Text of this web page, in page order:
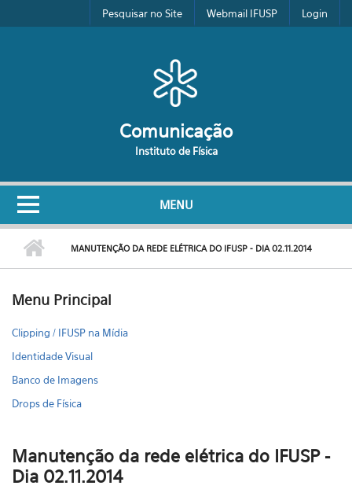
Pular para o conteúdo principalPesquisar no Site Webmail IFUSP Login
Comunicação
Instituto de Física
MENU
MANUTENÇÃO DA REDE ELÉTRICA DO IFUSP - DIA 02.11.2014
Menu Principal
Clipping / IFUSP na Mídia
Identidade Visual
Banco de Imagens
Drops de Física
Manutenção da rede elétrica do IFUSP -
Dia 02.11.2014